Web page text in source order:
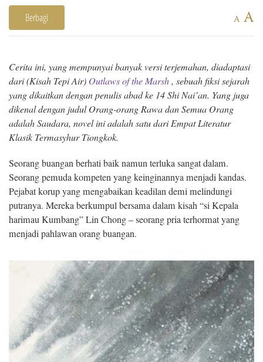
Berbagi A A
Cerita ini, yang mempunyai banyak versi terjemahan, diadaptasi
dari (Kisah Tepi Air) Outlaws of the Marsh, sebuah fiksi sejarah
yang dikaitkan dengan penulis abad ke 14 Shi Nai’an. Yang juga
dikenal dengan judul Orang-orang Rawa dan Semua Orang
adalah Saudara, novel ini adalah satu dari Empat Literatur
Klasik Termasyhur Tiongkok.
Seorang buangan berhati baik namun terluka sangat dalam.
Seorang pemuda kompeten yang keinginannya menjadi kandas.
Pejabat korup yang mengabaikan keadilan demi melindungi
putranya. Mereka berkumpul bersama dalam kisah “si Kepala
harimau Kumbang” Lin Chong – seorang pria terhormat yang
menjadi pahlawan orang buangan.